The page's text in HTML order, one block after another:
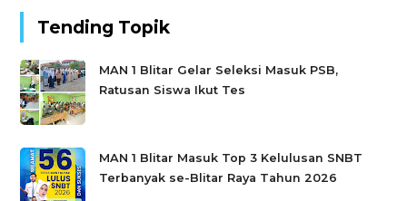
Tending Topik
MAN 1 Blitar Gelar Seleksi Masuk PSB,
Ratusan Siswa Ikut Tes
MAN 1 Blitar Masuk Top 3 Kelulusan SNBT
Terbanyak se-Blitar Raya Tahun 2026